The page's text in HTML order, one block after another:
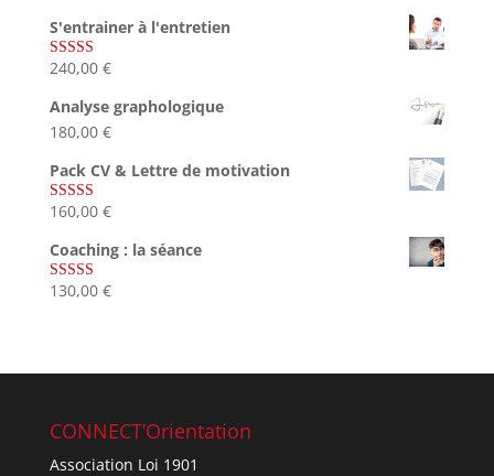
S'entrainer à l'entretien
Note4.83
240,00 €
Analyse graphologique
180,00 €
Pack CV & Lettre de motivation
Note5.00
160,00 €
Coaching : la séance
Note4.67
130,00 €
CONNECT’Orientation
Association Loi 1901